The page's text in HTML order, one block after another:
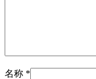
名称 *